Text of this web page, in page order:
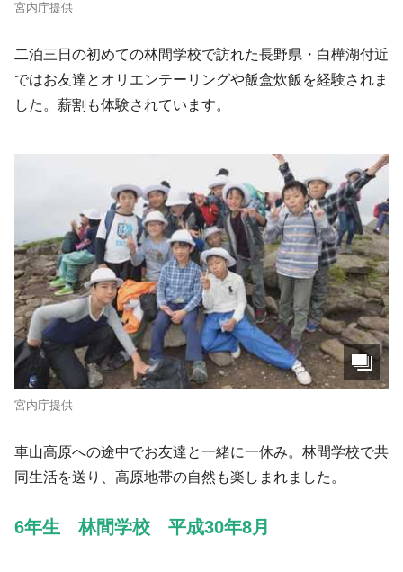
宮内庁提供
二泊三日の初めての林間学校で訪れた長野県・白樺湖付近
ではお友達とオリエンテーリングや飯盒炊飯を経験されま
した。薪割も体験されています。
宮内庁提供
車山高原への途中でお友達と一緒に一休み。林間学校で共
同生活を送り、高原地帯の自然も楽しまれました。
6年生 林間学校 平成30年8月